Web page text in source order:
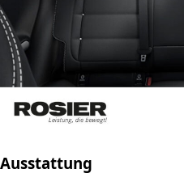
Ausstattung